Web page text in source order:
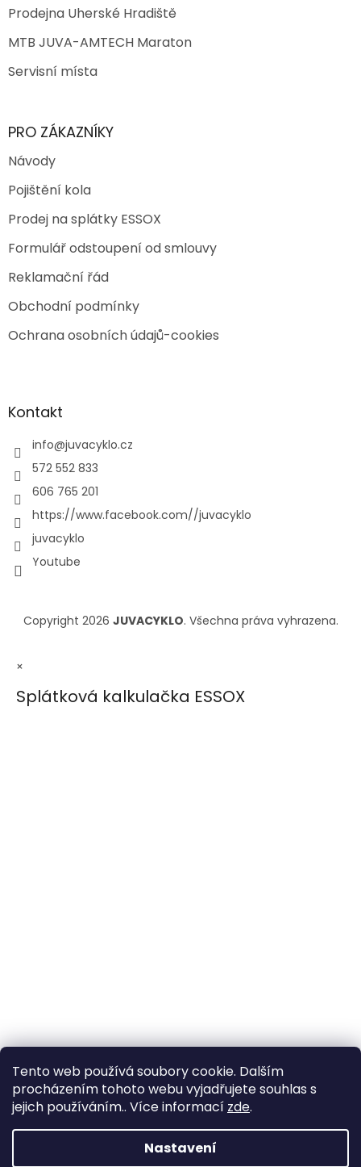
Tento web používá soubory cookie. Dalším
procházením tohoto webu vyjadřujete souhlas s
jejich používáním.. Více informací zde.
Nastavení
Prodejna Uherské Hradiště
MTB JUVA-AMTECH Maraton
Servisní místa
PRO ZÁKAZNÍKY
Návody
Pojištění kola
Prodej na splátky ESSOX
Formulář odstoupení od smlouvy
Reklamační řád
Obchodní podmínky
Ochrana osobních údajů-cookies
Kontakt
info@juvacyklo.cz
572 552 833
606 765 201
https://www.facebook.com//juvacyklo
juvacyklo
Youtube
Copyright 2026 JUVACYKLO. Všechna práva vyhrazena.
×
Splátková kalkulačka ESSOX